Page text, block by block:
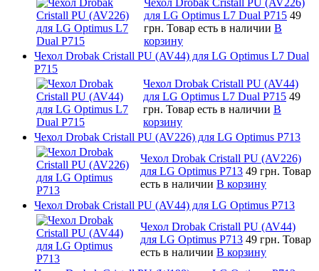
для LG Optimus L7 Dual P715 49
грн. Товар есть в наличии В
корзину
Чехол Drobak Cristall PU (AV44) для LG Optimus L7 Dual
P715
Чехол Drobak Cristall PU (AV44)
для LG Optimus L7 Dual P715 49
грн. Товар есть в наличии В
корзину
Чехол Drobak Cristall PU (AV226) для LG Optimus P713
Чехол Drobak Cristall PU (AV226)
для LG Optimus P713 49 грн. Товар
есть в наличии В корзину
Чехол Drobak Cristall PU (AV44) для LG Optimus P713
Чехол Drobak Cristall PU (AV44)
для LG Optimus P713 49 грн. Товар
есть в наличии В корзину